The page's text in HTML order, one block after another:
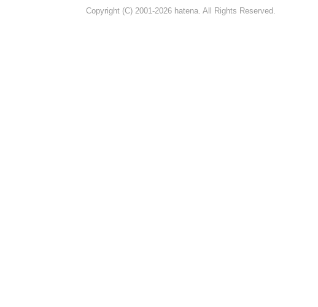
Copyright (C) 2001-2026 hatena. All Rights Reserved.